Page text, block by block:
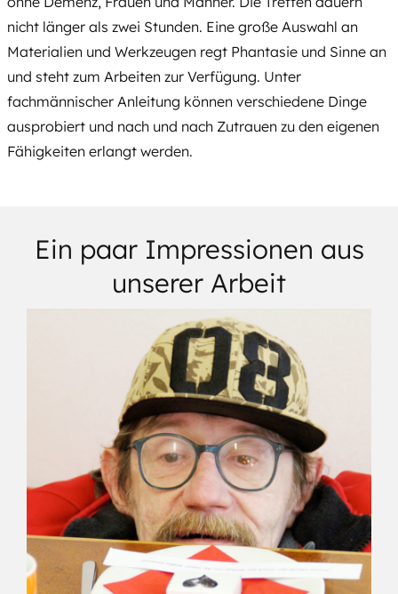
nicht länger als zwei Stunden. Eine große Auswahl an
Materialien und Werkzeugen regt Phantasie und Sinne an
und steht zum Arbeiten zur Verfügung. Unter
fachmännischer Anleitung können verschiedene Dinge
ausprobiert und nach und nach Zutrauen zu den eigenen
Fähigkeiten erlangt werden.
Ein paar Impressionen aus
unserer Arbeit